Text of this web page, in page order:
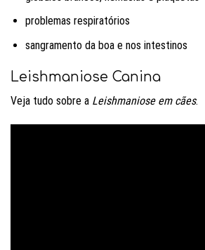
problemas respiratórios
sangramento da boa e nos intestinos
Leishmaniose Canina
Veja tudo sobre a Leishmaniose em cães.